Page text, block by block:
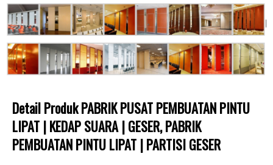
Detail Produk PABRIK PUSAT PEMBUATAN PINTU
LIPAT | KEDAP SUARA | GESER, PABRIK
PEMBUATAN PINTU LIPAT | PARTISI GESER